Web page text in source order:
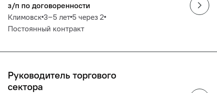
з/п по договоренности
Климовск 3‒5 лет 5 через 2
Постоянный контракт
Руководитель торгового
сектора